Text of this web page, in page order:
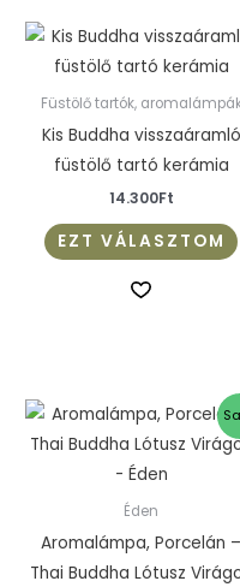
Füstölő tartók,
Kis Buddha visszaáramló
füstölő tartó kerámia
14.300Ft
EZT VÁLASZTOM
Éden
Aromalámpa, Porcelán –
Thai Buddha Lótusz
Original
price
was:
4.243Ft.
price
is: